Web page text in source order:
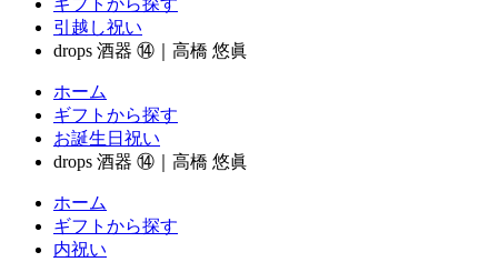
ギフトから探す
引越し祝い
drops 酒器 ⑭｜高橋 悠眞
ホーム
ギフトから探す
お誕生日祝い
drops 酒器 ⑭｜高橋 悠眞
ホーム
ギフトから探す
内祝い